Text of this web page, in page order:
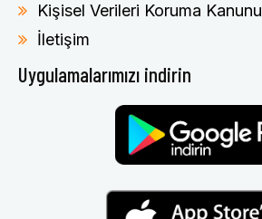
Kişisel Verileri Koruma Kanunu
İletişim
Uygulamalarımızı indirin